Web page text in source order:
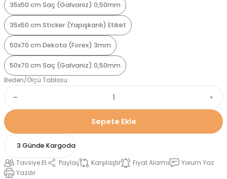
35x50 cm Saç (Galvaniz) 0,50mm
35x50 cm Sticker (Yapışkanlı) Etiket
50x70 cm Dekota (Forex) 3mm
50x70 cm Saç (Galvaniz) 0,50mm
Beden/Ölçü Tablosu
Sepete Ekle
3 Günde Kargoda
Tavsiye Et Paylaş Karşılaştır Fiyat Alarmı
Yorum Yaz
Yazdır